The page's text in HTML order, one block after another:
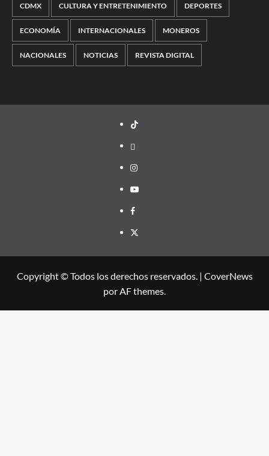
CDMX CULTURA Y ENTRETENIMIENTO DEPORTES
ECONOMÍA INTERNACIONALES MONEROS
NACIONALES NOTICIAS REVISTA DIGITAL
TikTok
threads
Instagram
Youtube
Facebook
X
Copyright © Todos los derechos reservados. | CoverNews
por AF themes.